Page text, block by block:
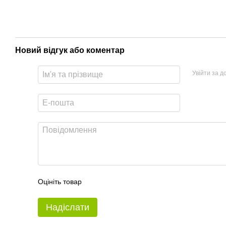
Новий відгук або коментар
Увійти за
Оцініть товар
Надіслати